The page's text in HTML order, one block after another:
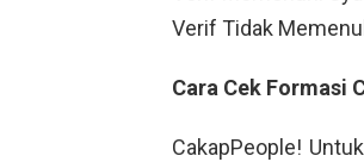
Verif Tidak
Cara Cek Formasi
CakapPeople!